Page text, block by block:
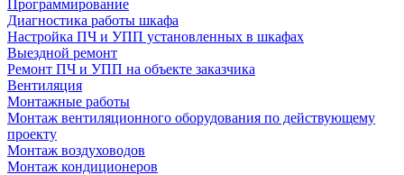
Программирование
Диагностика работы шкафа
Настройка ПЧ и УПП установленных в шкафах
Выездной ремонт
Ремонт ПЧ и УПП на объекте заказчика
Вентиляция
Монтажные работы
Монтаж вентиляционного оборудования по действующему
проекту
Монтаж воздуховодов
Монтаж кондиционеров